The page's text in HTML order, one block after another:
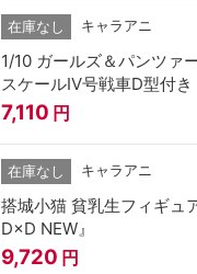
在庫なし キャラアニ
1/10 ガールズ＆パンツァ
スケールIV号戦車D型付き
7,110 円
在庫なし キャラアニ
搭城小猫 貧乳生フィギュ
D×D NEW』
9,720 円